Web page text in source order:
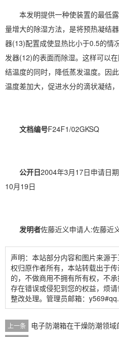
本发明提供一种使装置的最低
量增大的除湿方法，是将预热凝结
器(13)配置成使显热比小于0.5的情
发器(12)的表面而除湿。这样可以
结温度的同时，降低蒸发温度。因
温度差加大，促进水分的滴状凝结，
文档编号F24F1/02GKSQ
公开日2004年3月17日申请日
10月19日
发明者佐藤近义申请人:佐藤近
声明：本站部分内容和图片来源
权归原作者所有，本站转载出于
的，不做商用不拥有所有权，不
存在错误或侵犯到您的权益，烦
整改处理。管理员邮箱：
上一条 电子防潮箱在干燥防潮领域